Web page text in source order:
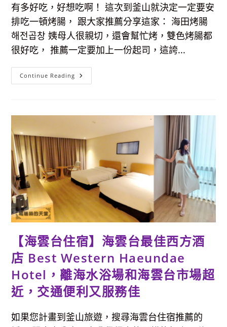
有多好吃，好想吃啊！ 這次到釜山就決定一定要安
排吃一頓烤腸， 跟大家推薦分享這家： 海田烤腸
해전곱창 姨母人很親切，還會幫忙烤，雙色烤腸都
很好吃， 推薦一定要加上一份起司，這誇...
Continue Reading 【釜
山
國
要
吃
烤
腸
啊！
海
田
烤
해
전
곱
창-
誇
張
絲
的
起
司
搭
配
色
烤
腸，
【海雲台住宿】海雲台最佳西方酒
店 Best Western Haeundae
Hotel，離海水浴場和海雲台市場超
近，交通便利又服務佳
如果您計畫到釜山旅遊，搜尋海雲台住宿推薦的